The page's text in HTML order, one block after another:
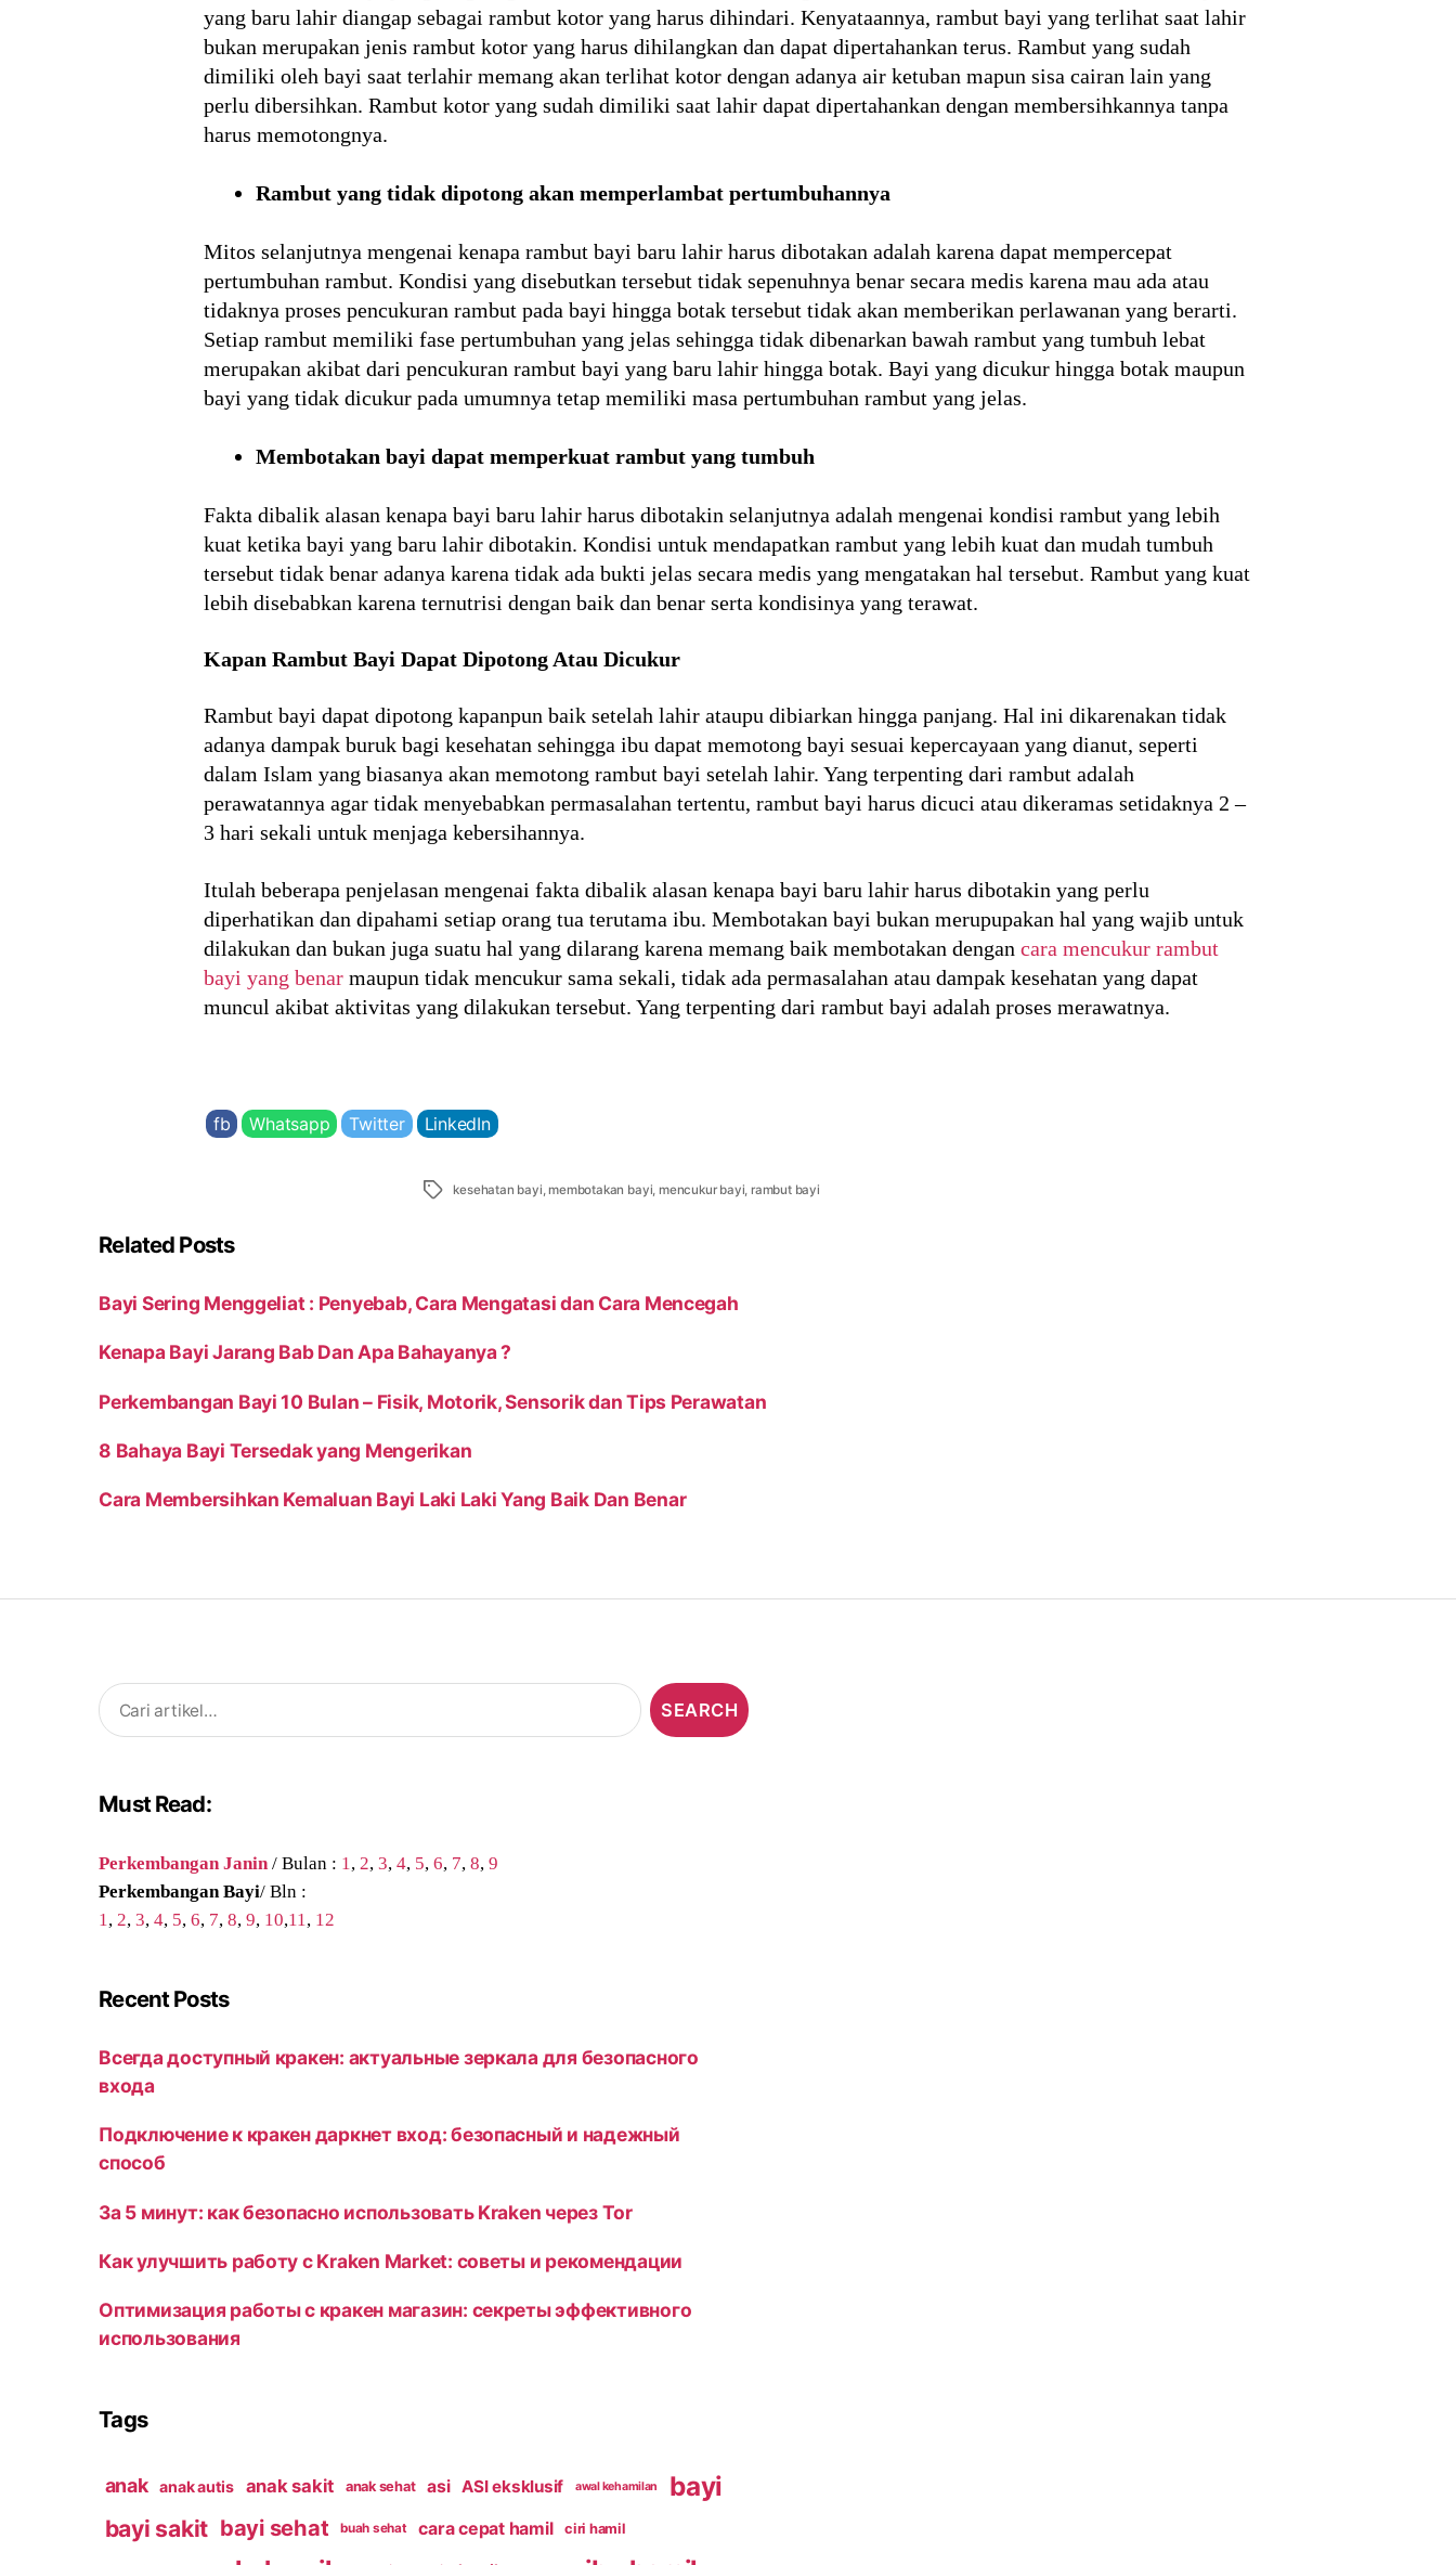
yang baru lahir diangap sebagai rambut kotor yang harus dihindari. Kenyataannya, rambut bayi yang terlihat saat lahir
bukan merupakan jenis rambut kotor yang harus dihilangkan dan dapat dipertahankan terus. Rambut yang sudah
dimiliki oleh bayi saat terlahir memang akan terlihat kotor dengan adanya air ketuban mapun sisa cairan lain yang
perlu dibersihkan. Rambut kotor yang sudah dimiliki saat lahir dapat dipertahankan dengan membersihkannya tanpa
harus memotongnya.
Rambut yang tidak dipotong akan memperlambat pertumbuhannya
Mitos selanjutnya mengenai kenapa rambut bayi baru lahir harus dibotakan adalah karena dapat mempercepat
pertumbuhan rambut. Kondisi yang disebutkan tersebut tidak sepenuhnya benar secara medis karena mau ada atau
tidaknya proses pencukuran rambut pada bayi hingga botak tersebut tidak akan memberikan perlawanan yang berarti.
Setiap rambut memiliki fase pertumbuhan yang jelas sehingga tidak dibenarkan bawah rambut yang tumbuh lebat
merupakan akibat dari pencukuran rambut bayi yang baru lahir hingga botak. Bayi yang dicukur hingga botak maupun
bayi yang tidak dicukur pada umumnya tetap memiliki masa pertumbuhan rambut yang jelas.
Membotakan bayi dapat memperkuat rambut yang tumbuh
Fakta dibalik alasan kenapa bayi baru lahir harus dibotakin selanjutnya adalah mengenai kondisi rambut yang lebih
kuat ketika bayi yang baru lahir dibotakin. Kondisi untuk mendapatkan rambut yang lebih kuat dan mudah tumbuh
tersebut tidak benar adanya karena tidak ada bukti jelas secara medis yang mengatakan hal tersebut. Rambut yang kuat
lebih disebabkan karena ternutrisi dengan baik dan benar serta kondisinya yang terawat.
Kapan Rambut Bayi Dapat Dipotong Atau Dicukur
Rambut bayi dapat dipotong kapanpun baik setelah lahir ataupu dibiarkan hingga panjang. Hal ini dikarenakan tidak
adanya dampak buruk bagi kesehatan sehingga ibu dapat memotong bayi sesuai kepercayaan yang dianut, seperti
dalam Islam yang biasanya akan memotong rambut bayi setelah lahir. Yang terpenting dari rambut adalah
perawatannya agar tidak menyebabkan permasalahan tertentu, rambut bayi harus dicuci atau dikeramas setidaknya 2 –
3 hari sekali untuk menjaga kebersihannya.
Itulah beberapa penjelasan mengenai fakta dibalik alasan kenapa bayi baru lahir harus dibotakin yang perlu
diperhatikan dan dipahami setiap orang tua terutama ibu. Membotakan bayi bukan merupupakan hal yang wajib untuk
dilakukan dan bukan juga suatu hal yang dilarang karena memang baik membotakan dengan cara mencukur rambut
bayi yang benar maupun tidak mencukur sama sekali, tidak ada permasalahan atau dampak kesehatan yang dapat
muncul akibat aktivitas yang dilakukan tersebut. Yang terpenting dari rambut bayi adalah proses merawatnya.
fb Whatsapp Twitter LinkedIn
Tags kesehatan bayi ,membotakan bayi mencukur bayi rambut bayi
Related Posts
Bayi Sering Menggeliat : Penyebab, Cara Mengatasi dan Cara Mencegah
Kenapa Bayi Jarang Bab Dan Apa Bahayanya ?
Perkembangan Bayi 10 Bulan – Fisik, Motorik, Sensorik dan Tips Perawatan
8 Bahaya Bayi Tersedak yang Mengerikan
Cara Membersihkan Kemaluan Bayi Laki Laki Yang Baik Dan Benar
Search
for:
Must Read:
Perkembangan Janin / Bulan : 1 , 2,3,4, 5,6, 7,8,9
Perkembangan Bayi/ Bln :
1 , 2,3,4, 5,6, 7,8,9, 10,11 , 12
Recent Posts
Всегда доступный кракен: актуальные зеркала для безопасного
входа
Подключение к кракен даркнет вход: безопасный и надежный
способ
За 5 минут: как безопасно использовать Kraken через Tor
Как улучшить работу с Kraken Market: советы и рекомендации
Оптимизация работы с кракен магазин: секреты эффективного
использования
Tags
anak anak autis anak sakit anak sehat asi ASI eksklusif awal kehamilan bayi
bayi sakit bayi sehat buah sehat cara cepat hamil ciri hamil